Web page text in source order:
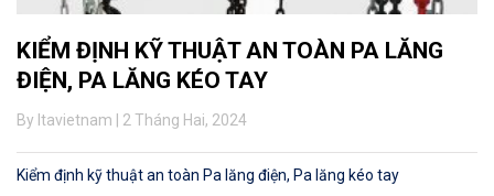
KIỂM ĐỊNH KỸ THUẬT AN TOÀN PA LĂNG
ĐIỆN, PA LĂNG KÉO TAY
By ltavietnam | 2 Tháng Hai, 2024
Kiểm định kỹ thuật an toàn Pa lăng điện, Pa lăng kéo tay